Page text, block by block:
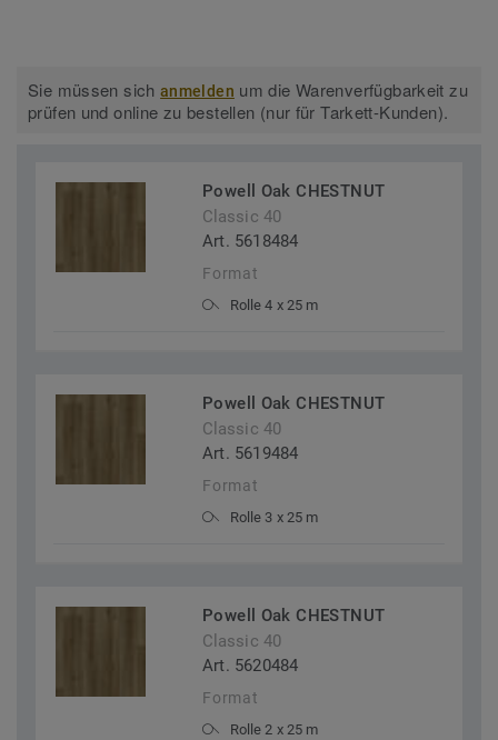
Sie müssen sichanmelden um die Warenverfügbarkeit zu
prüfen und online zu bestellen (nur für Tarkett-Kunden).
Powell Oak CHESTNUT
Classic 40
Art. 5618484
Format
Rolle 4 x 25 m
Powell Oak CHESTNUT
Classic 40
Art. 5619484
Format
Rolle 3 x 25 m
Powell Oak CHESTNUT
Classic 40
Art. 5620484
Format
Rolle 2 x 25 m